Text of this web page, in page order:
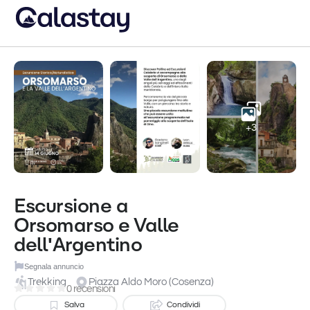
+3
Escursione a
Orsomarso e Valle
dell'Argentino
Segnala annuncio
Trekking Piazza Aldo Moro (Cosenza)
0 recensioni
Salva Condividi